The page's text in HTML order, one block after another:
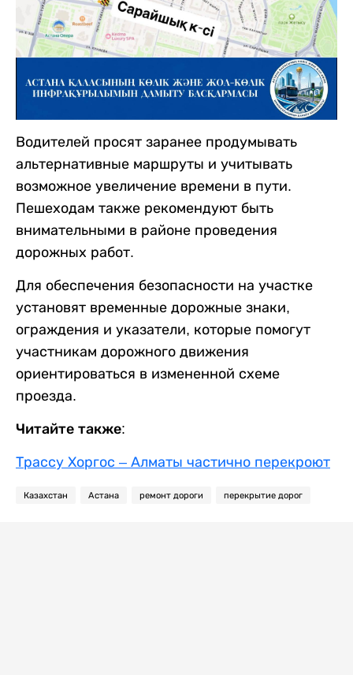
Водителей просят заранее продумывать
альтернативные маршруты и учитывать
возможное увеличение времени в пути.
Пешеходам также рекомендуют быть
внимательными в районе проведения
дорожных работ.
Для обеспечения безопасности на участке
установят временные дорожные знаки,
ограждения и указатели, которые помогут
участникам дорожного движения
ориентироваться в измененной схеме
проезда.
Читайте также:
Трассу Хоргос – Алматы частично перекроют
Казахстан Астана ремонт дороги перекрытие дорог